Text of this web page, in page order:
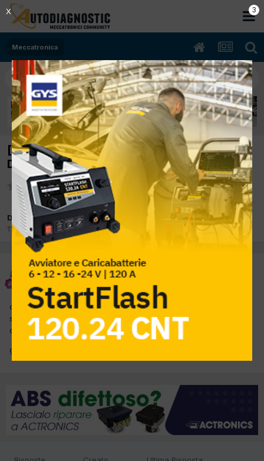
Meccatronica
[land cruiser 06/2006 3.0.cc KDFTV 120Kw
Diesel] spia t-belt
Da O.E,R
11 Marzo 2012inMeccatronica
O.E,R
11 Marzo 2012
cioa ragazzi mi date info riguardo questa spia T BELT la cinghia è
stata sostitruita ma la spia come la spengo procedura manuale
o con diagnostico ?
grazie sempre
2
X